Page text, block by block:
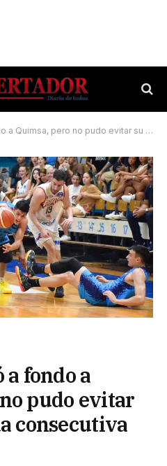
pero no pudo evitar su quinta caída consecutiva
a fondo a
pudo evitar
consecutiva